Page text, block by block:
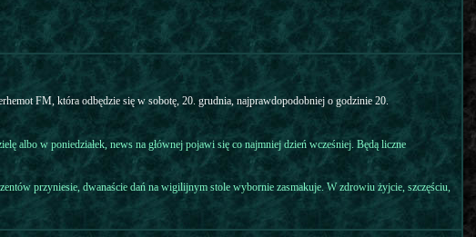
FM, która odbędzie się w sobotę, 20. grudnia, najprawdopodobniej o godzinie 20.
albo w poniedziałek, news na głównej pojawi się co najmniej dzień wcześniej. Będą liczne
przyniesie, dwanaście dań na wigilijnym stole wybornie zasmakuje. W zdrowiu żyjcie, szczęściu,